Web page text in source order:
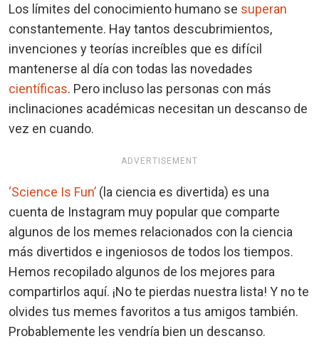
Los límites del conocimiento humano se superan
constantemente. Hay tantos descubrimientos,
invenciones y teorías increíbles que es difícil
mantenerse al día con todas las novedades
científicas. Pero incluso las personas con más
inclinaciones académicas necesitan un descanso de
vez en cuando.
ADVERTISEMENT
‘Science Is Fun’ (la ciencia es divertida) es una
cuenta de Instagram muy popular que comparte
algunos de los memes relacionados con la ciencia
más divertidos e ingeniosos de todos los tiempos.
Hemos recopilado algunos de los mejores para
compartirlos aquí. ¡No te pierdas nuestra lista! Y no te
olvides tus memes favoritos a tus amigos también.
Probablemente les vendría bien un descanso.